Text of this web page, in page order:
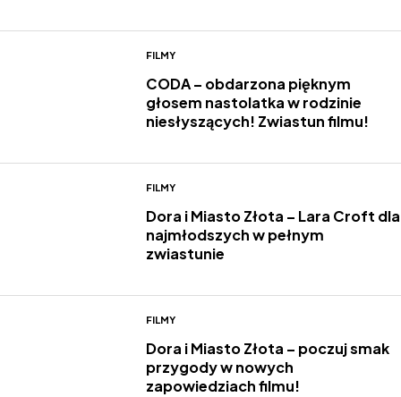
FILMY
CODA – obdarzona pięknym
głosem nastolatka w rodzinie
niesłyszących! Zwiastun filmu!
FILMY
Dora i Miasto Złota – Lara Croft dla
najmłodszych w pełnym
zwiastunie
FILMY
Dora i Miasto Złota – poczuj smak
przygody w nowych
zapowiedziach filmu!